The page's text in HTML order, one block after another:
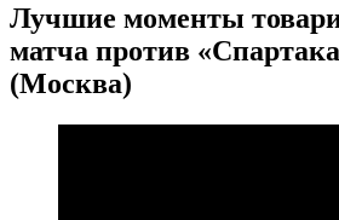
Лучшие моменты
матча против
(Москва)